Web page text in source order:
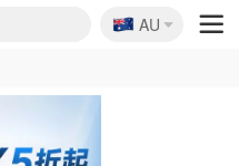
🇦🇺
AU